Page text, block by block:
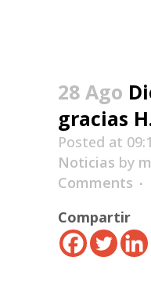
28 Ago
gracias
Posted at
Noticias by
Comments
Compartir